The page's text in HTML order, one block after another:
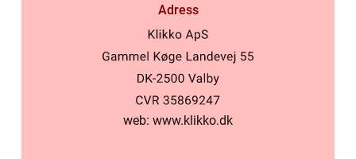
Adress
web: www.klikko.dk